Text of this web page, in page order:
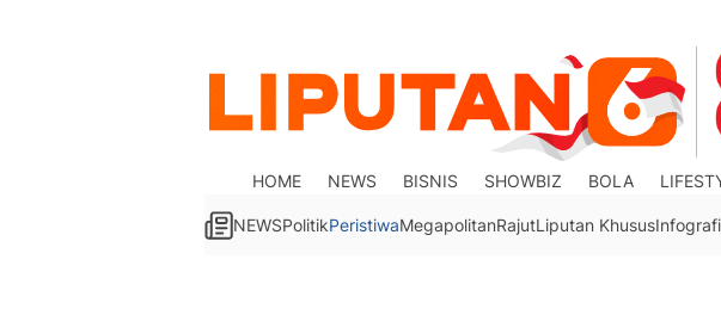
HOME NEWS BISNIS SHOWBIZ BOLA
NEWSPolitikPeristiwaMegapolitanRajutLiputan Khusus